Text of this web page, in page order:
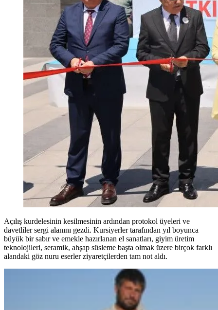
Açılış kurdelesinin kesilmesinin ardından protokol üyeleri ve
davetliler sergi alanını gezdi. Kursiyerler tarafından yıl boyunca
büyük bir sabır ve emekle hazırlanan el sanatları, giyim üretim
teknolojileri, seramik, ahşap süsleme başta olmak üzere birçok farklı
alandaki göz nuru eserler ziyaretçilerden tam not aldı.